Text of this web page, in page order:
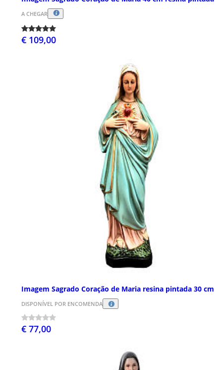
A CHEGAR
€ 109,00
Imagem Sagrado Coração de Maria resina pintada 30 cm
DISPONÍVEL POR ENCOMENDA
€ 77,00